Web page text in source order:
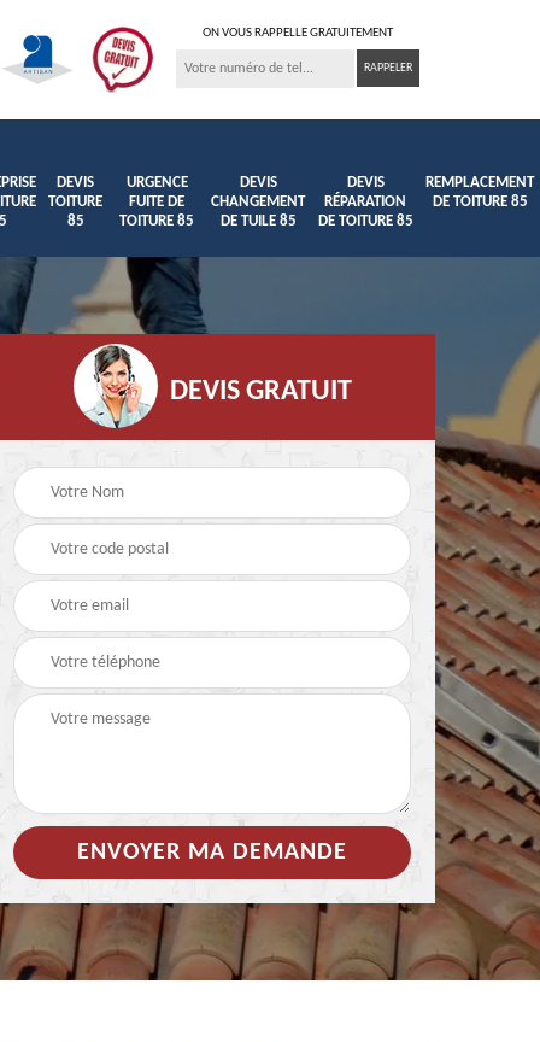
ON VOUS RAPPELLE GRATUITEMENT
DEVIS
TOITURE
85
URGENCE
FUITE DE
TOITURE 85
DEVIS
CHANGEMENT
DE TUILE 85
DEVIS
RÉPARATION
DE TOITURE 85
REMPLACEMENT
DE TOITURE 85
Hydrofuge coloré pour
toiture 85
Démoussage
nettoyage de tuile 85
DEVIS GRATUIT